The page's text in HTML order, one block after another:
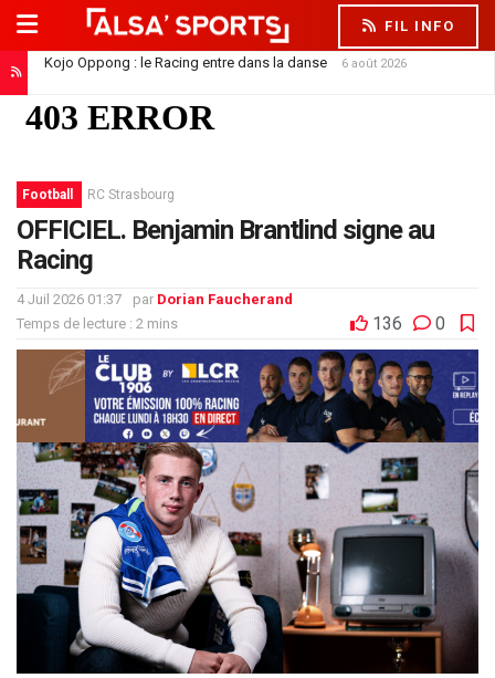
FIL INFO
Kojo Oppong : le Racing entre dans la danse 6 août 2026
Football RC Strasbourg
OFFICIEL. Benjamin Brantlind signe au
Racing
4 Juil 2026 01:37 par Dorian Faucherand
Temps de lecture : 2 mins
136 0